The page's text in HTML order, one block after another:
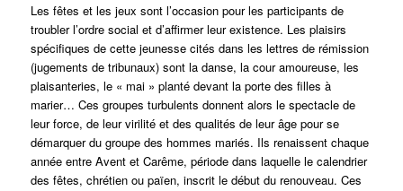
Les fêtes et les jeux sont l’occasion pour les participants de
troubler l’ordre social et d’affirmer leur existence. Les plaisirs
spécifiques de cette jeunesse cités dans les lettres de rémission
(jugements de tribunaux) sont la danse, la cour amoureuse, les
plaisanteries, le « mai » planté devant la porte des filles à
marier… Ces groupes turbulents donnent alors le spectacle de
leur force, de leur virilité et des qualités de leur âge pour se
démarquer du groupe des hommes mariés. Ils renaissent chaque
année entre Avent et Carême, période dans laquelle le calendrier
des fêtes, chrétien ou païen, inscrit le début du renouveau. Ces